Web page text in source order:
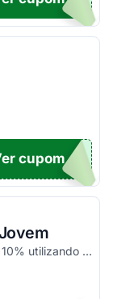
UPOM
cupom
Turma da Mônica Jovem com desconto de 10% utilizando o cupom de desconto.